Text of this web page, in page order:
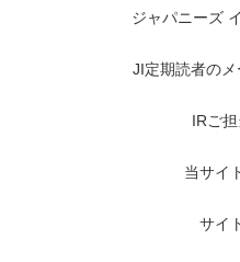
ジャパニーズ
JI定期読者の
IRご
当サイ
サイ